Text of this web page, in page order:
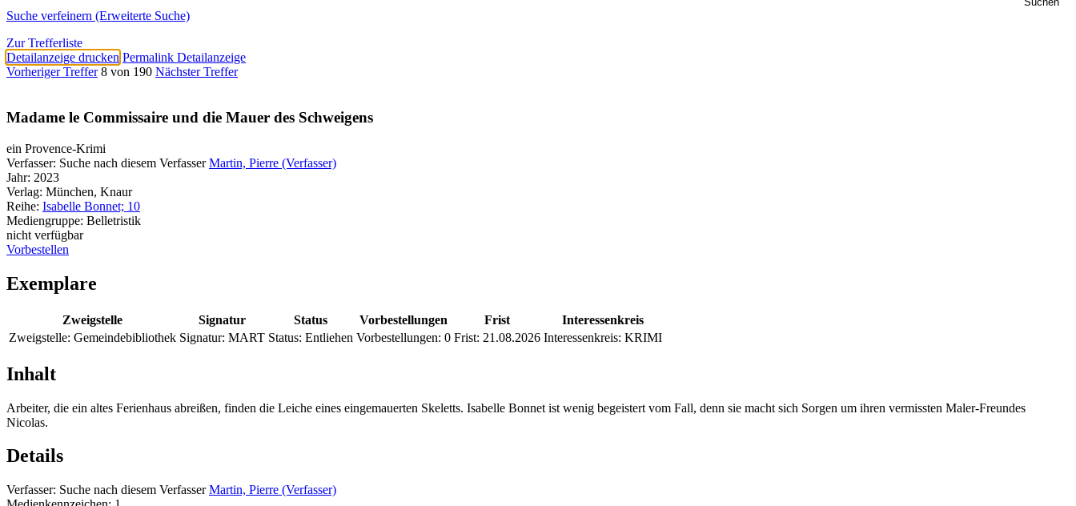
Suche verfeinern (Erweiterte Suche)
Zur Trefferliste
Detailanzeige drucken Permalink Detailanzeige
Vorheriger Treffer 8 von 190 Nächster Treffer
Madame le Commissaire und die Mauer des Schweigens
ein Provence-Krimi
Verfasser: Suche nach diesem Verfasser Martin, Pierre (Verfasser)
Jahr: 2023
Verlag: München, Knaur
Reihe: Isabelle Bonnet; 10
Mediengruppe: Belletristik
nicht verfügbar
Vorbestellen
Exemplare
Zweigstelle Signatur Status Vorbestellungen Frist
Interessenkreis
Zweigstelle: Gemeindebibliothek Signatur: MART Status: Entliehen Vorbestellungen: 0 Frist: 21.08.2026 Interessenkreis: KRIMI
Inhalt
Arbeiter, die ein altes Ferienhaus abreißen, finden die Leiche eines eingemauerten Skeletts. Isabelle Bonnet ist wenig begeistert vom Fall, denn sie macht sich Sorgen um ihren vermissten Maler-Freundes
Nicolas.
Details
Verfasser: Suche nach diesem Verfasser Martin, Pierre (Verfasser)